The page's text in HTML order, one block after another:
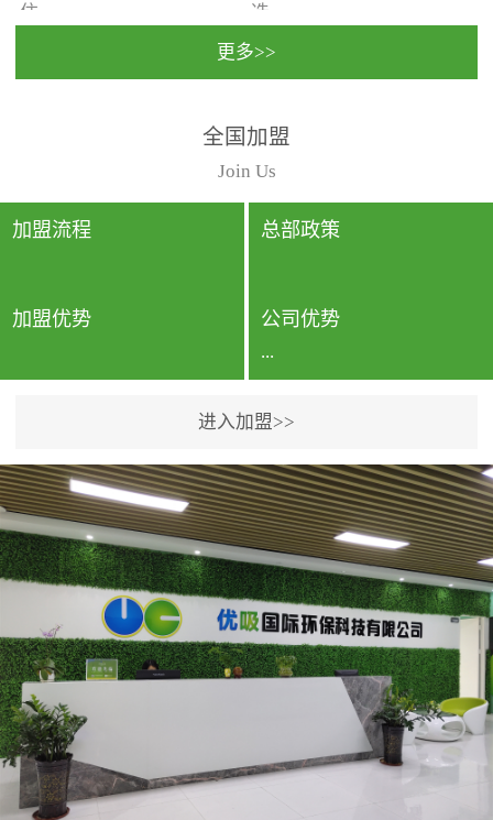
住...
动，人类长时间停留的室
内空间都有整体消毒的需
要。因为空间内人流携带
的、空气...
选...
行国家规定的标准检测方
法，空气采样量准确，检
测结果可靠，远胜于其他
检测...
更多>>
全国加盟
Join Us
加盟流程 总部政策
加盟优势 公司优势
...
专利保护优势、双甲资质
企业（“室内环境净化治理
甲级施工资质”“室内环境
污染治理资质等级证
书”）、拥有多名高级《环
境工程高级工程师》室内
空气治理资格认证的治理
人员、掌握室内空气净化
治理实用技术和五项专利
技术、八项计算机软件著
作权登记证书等。研发实
进入加盟>>